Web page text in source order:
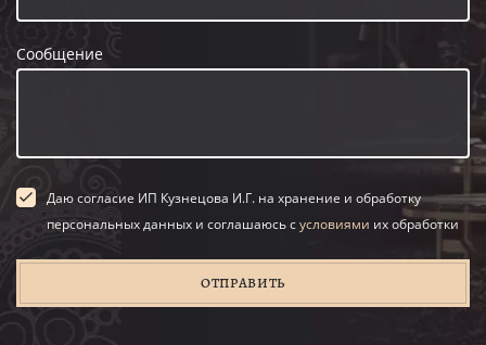
Сообщение
Даю согласие ИП Кузнецова И.Г. на хранение и обработку
персональных данных и соглашаюсь сусловиями их обработки
ОТПРАВИТЬ